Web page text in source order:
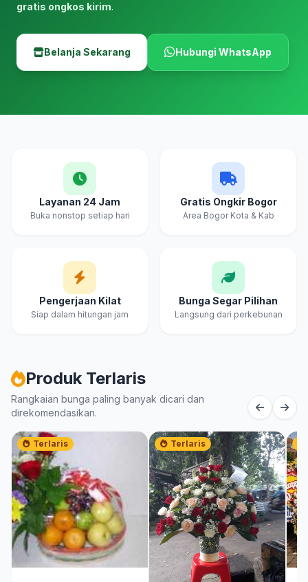
gratis ongkos kirim.
Belanja Sekarang Hubungi WhatsApp
Layanan 24 Jam
Buka nonstop setiap hari
Gratis Ongkir Bogor
Area Bogor Kota & Kab
Pengerjaan Kilat
Siap dalam hitungan jam
Bunga Segar Pilihan
Langsung dari perkebunan
Produk Terlaris
Rangkaian bunga paling banyak dicari dan
direkomendasikan.
Terlaris Terlaris